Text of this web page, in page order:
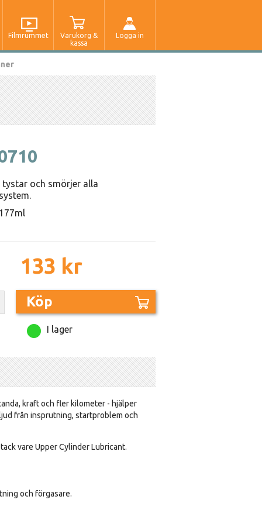
Filmrummet
Varukorg &
kassa
Logga in
tystar och smörjer alla
133 kr
Köp
I lager
kraft och fler kilometer - hjälper
från insprutning, startproblem och
vare Upper Cylinder Lubricant.
och förgasare.